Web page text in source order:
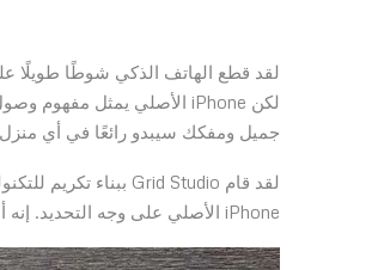
جميل ومفكك سيبدو رائعًا في أي منزل.
iPhone الأصلي على وجه التحديد. إنه أمر رائع أن تنظر إليه، خاصة إذا كنت مهتمًا بتكنولوجيا الهاتف المحمول لفترة من الوقت.